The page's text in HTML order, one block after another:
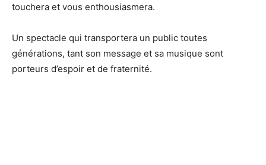
touchera et vous enthousiasmera.
Un spectacle qui transportera un public toutes
générations, tant son message et sa musique sont
porteurs d’espoir et de fraternité.